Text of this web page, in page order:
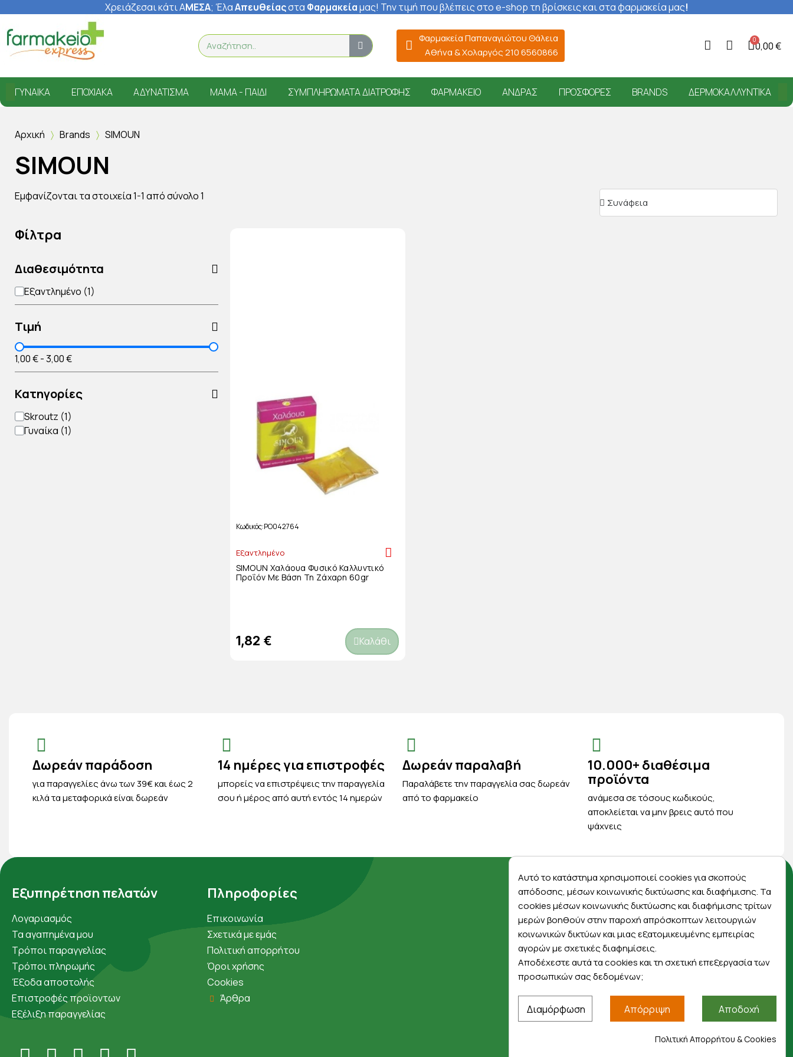
Χρειάζεσαι κάτι ΑΜΕΣΑ; ΈλαΑπευθείαςστα Φαρμακείαμας! Την τιμή που βλέπεις στο e-shop τη βρίσκεις και στα φαρμακεία μας!
Φαρμακεία Παπαναγιώτου Θάλεια
Αθήνα & Χολαργός 210 6560866
0,00 €
ΓΥΝΑΊΚΑ ΕΠΟΧΙΑΚΆ ΑΔΥΝΆΤΙΣΜΑ ΜΑΜΆ - ΠΑΙΔΊ ΣΥΜΠΛΗΡΏΜΑΤΑ ΔΙΑΤΡΟΦΉΣ ΦΑΡΜΑΚΕΊΟ ΆΝΔΡΑΣ ΠΡΟΣΦΟΡΈΣ BRANDS ΔΕΡΜΟΚΑΛΛΥΝΤΙΚΆ
Αρχική Brands SIMOUN
SIMOUN
Εμφανίζονται τα στοιχεία 1-1 από σύνολο 1
Φίλτρα
Διαθεσιμότητα
Εξαντλημένο
Τιμή
1,00 €-3,00 €
Κατηγορίες
Skroutz
Γυναίκα
Κωδικός PO042764
Εξαντλημένο
SIMOUN Χαλάουα Φυσικό Καλλυντικό
Προΐόν Με Βάση Τη Ζάχαρη 60gr
1,82 € Καλάθι
Δωρεάν παράδοση
για παραγγελίες άνω των 39€ και έως 2
κιλά τα μεταφορικά είναι δωρεάν
14 ημέρες για επιστροφές
μπορείς να επιστρέψεις την παραγγελία
σου ή μέρος από αυτή εντός 14 ημερών
Δωρεάν παραλαβή
Παραλάβετε την παραγγελία σας δωρεάν
από το φαρμακείο
10.000+ διαθέσιμα
προϊόντα
ανάμεσα σε τόσους κωδικούς,
αποκλείεται να μην βρεις αυτό που
ψάχνεις
Εξυπηρέτηση πελατών
Λογαριασμός
Τα αγαπημένα μου
Τρόποι παραγγελίας
Τρόποι πληρωμής
Έξοδα αποστολής
Επιστροφές προϊοντων
Εξέλιξη παραγγελίας
Πληροφορίες
Επικοινωνία
Σχετικά με εμάς
Πολιτική απορρήτου
Όροι χρήσης
Cookies
Άρθρα
Αποκλειστικές προσφορές
Εγγραφείτε με το email σας για να ενημερώνεστε
πρώτοι για προσφορές, διαγωνισμούς,
εκπτωτικούς κωδικούς και μοναδικά δώρα!
Βρείτε μας στα social
Αυτό το κατάστημα χρησιμοποιεί cookies για σκοπούς
απόδοσης, μέσων κοινωνικής δικτύωσης και διαφήμισης. Τα
cookies μέσων κοινωνικής δικτύωσης και διαφήμισης τρίτων
μερών βοηθούν στην παροχή απρόσκοπτων λειτουργιών
κοινωνικών δικτύων και μιας εξατομικευμένης εμπειρίας
αγορών με σχετικές διαφημίσεις.
Αποδέχεστε αυτά τα cookies και τη σχετική επεξεργασία των
προσωπικών σας δεδομένων;
Διαμόρφωση Απόρριψη Αποδοχή
Πολιτική Απορρήτου & Cookies